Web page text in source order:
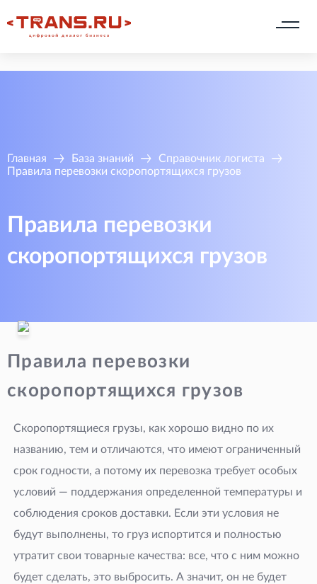
Главная База знаний
Справочник логиста
Правила перевозки скоропортящихся грузов
Правила перевозки
скоропортящихся грузов
Правила перевозки
скоропортящихся грузов
Скоропортящиеся грузы, как хорошо видно по их
названию, тем и отличаются, что имеют ограниченный
срок годности, а потому их перевозка требует особых
условий — поддержания определенной температуры и
соблюдения сроков доставки. Если эти условия не
будут выполнены, то груз испортится и полностью
утратит свои товарные качества: все, что с ним можно
будет сделать, это выбросить. А значит, он не будет